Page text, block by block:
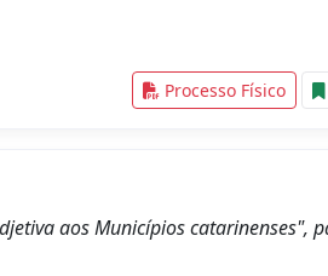
Processo Físico
aos Municípios catarinenses",